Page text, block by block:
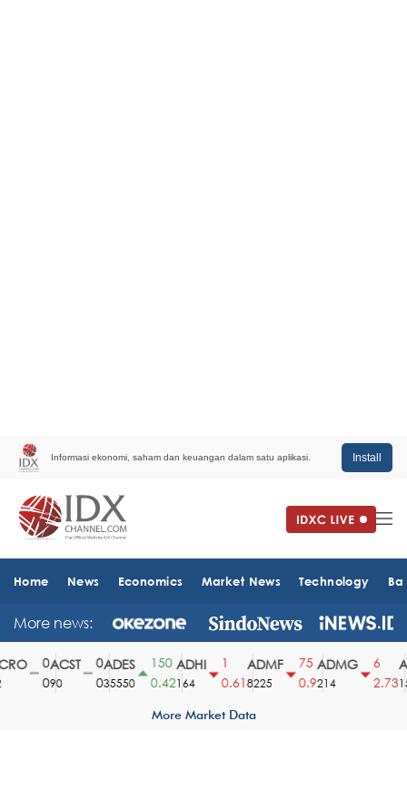
Informasi ekonomi, saham dan keuangan dalam satu aplikasi. Install
Home News Economics Market News Technology
More news:
ACST
90
ADES
35550
150
0.42
ADHI
164
0.61
ADMF
8225
75
0.9
ADMG
214
2.73
More Market Data